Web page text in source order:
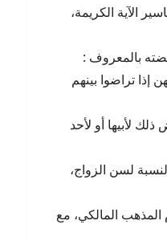
الآية الكريمة،
بالمعروف :
إذا تراضوا بينهم
لأبيها أو لأحد
لسن الزواج،
المالكي، مع